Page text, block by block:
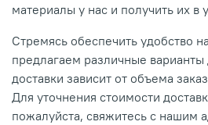
материалы у нас и получить их в
Стремясь обеспечить удобство
предлагаем различные варианты
доставки зависит от объема
Для уточнения стоимости
пожалуйста, свяжитесь с нашим